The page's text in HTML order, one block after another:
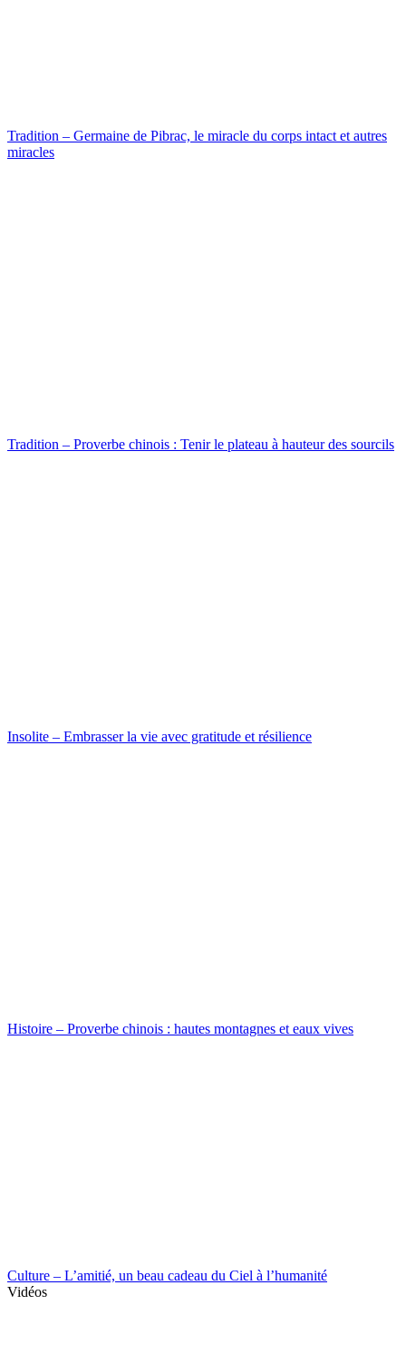
Tradition – Germaine de Pibrac, le miracle du corps intact et autres
miracles
Tradition – Proverbe chinois : Tenir le plateau à hauteur des sourcils
Insolite – Embrasser la vie avec gratitude et résilience
Histoire – Proverbe chinois : hautes montagnes et eaux vives
Culture – L’amitié, un beau cadeau du Ciel à l’humanité
Vidéos